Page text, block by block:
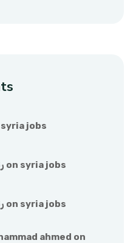
syria jobs
on syria jobs
on syria jobs
ahmed